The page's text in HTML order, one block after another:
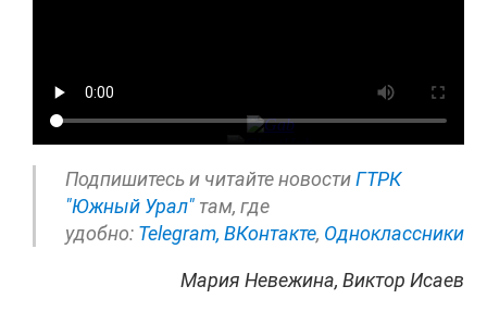
Подпишитесь и читайте новостиГТРК
"Южный Урал" там, где
удобно: Telegram, ВКонтакте, Одноклассники
Мария Невежина, Виктор Исаев